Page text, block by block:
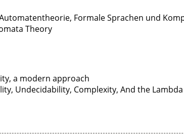
Formale Sprachen und
Theory
a modern approach
Undecidability, Complexity, And the